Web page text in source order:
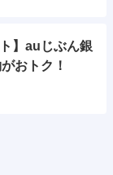
】auじぶん銀
おトク！